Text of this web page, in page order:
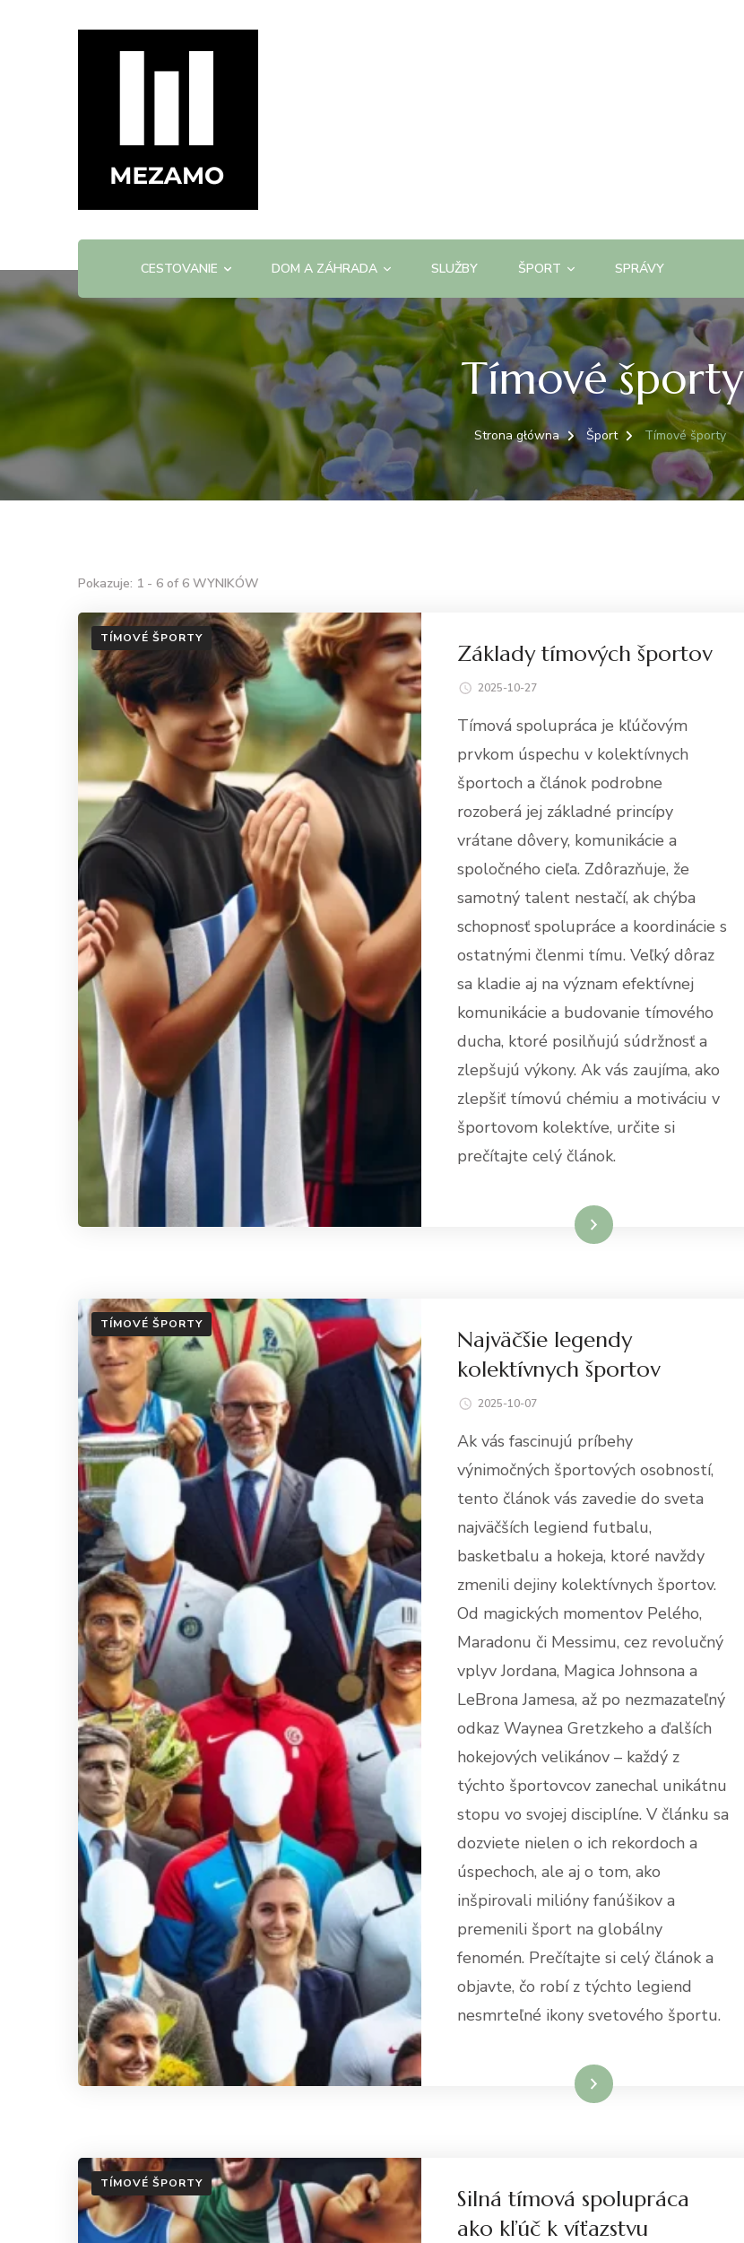
mezamo.sk
CESTOVANIE DOM A ZÁHRADA SLUŽBY ŠPORT SPRÁVY
Tímové športy
Strona główna Šport Tímové športy
Pokazuje: 1 - 6 of 6 WYNIKÓW
TÍMOVÉ ŠPORTY
Základy tímových športov
2025-10-27
Tímová spolupráca je kľúčovým
prvkom úspechu v kolektívnych
športoch a článok podrobne
rozoberá jej základné princípy
vrátane dôvery, komunikácie a
spoločného cieľa. Zdôrazňuje, že
samotný talent nestačí, ak chýba
schopnosť spolupráce a koordinácie s
ostatnými členmi tímu. Veľký dôraz
sa kladie aj na význam efektívnej
komunikácie a budovanie tímového
ducha, ktoré posilňujú súdržnosť a
zlepšujú výkony. Ak vás zaujíma, ako
zlepšiť tímovú chémiu a motiváciu v
športovom kolektíve, určite si
prečítajte celý článok.
Dowiedz się więcej
TÍMOVÉ ŠPORTY
Najväčšie legendy
kolektívnych športov
2025-10-07
Ak vás fascinujú príbehy
výnimočných športových osobností,
tento článok vás zavedie do sveta
najväčších legiend futbalu,
basketbalu a hokeja, ktoré navždy
zmenili dejiny kolektívnych športov.
Od magických momentov Pelého,
Maradonu či Messimu, cez revolučný
vplyv Jordana, Magica Johnsona a
LeBrona Jamesa, až po nezmazateľný
odkaz Waynea Gretzkeho a ďalších
hokejových velikánov – každý z
týchto športovcov zanechal unikátnu
stopu vo svojej disciplíne. V článku sa
dozviete nielen o ich rekordoch a
úspechoch, ale aj o tom, ako
inšpirovali milióny fanúšikov a
premenili šport na globálny
fenomén. Prečítajte si celý článok a
objavte, čo robí z týchto legiend
nesmrteľné ikony svetového športu.
Dowiedz się więcej
TÍMOVÉ ŠPORTY
Silná tímová spolupráca
ako kľúč k víťazstvu